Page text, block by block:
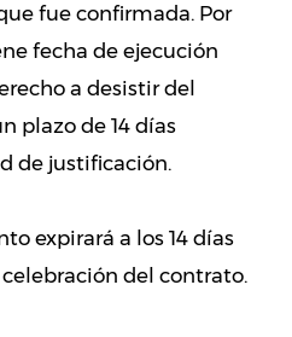
fue confirmada. Por
fecha de ejecución
a desistir del
plazo de 14 días
de justificación.
expirará a los 14 días
del contrato.